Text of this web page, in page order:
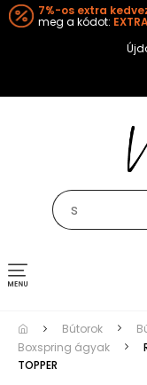
7%-os extra
meg a kódot:
Toggle
navigation
Bútorok
Boxspring ágyak
TOPPER